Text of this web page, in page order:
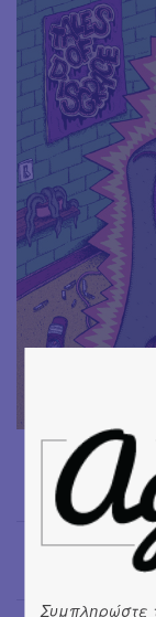
Συμπληρώστε